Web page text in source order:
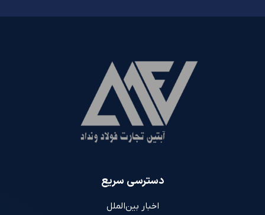
دسترسی سریع
اخبار بین‌الملل